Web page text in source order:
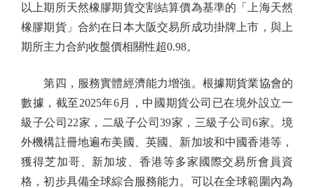
以上期所天然橡膠期貨交割結算價為基準的「上海天然
橡膠期貨」合約在日本大阪交易所成功掛牌上市，與上
期所主力合約收盤價相關性超0.98。
第四，服務實體經濟能力增強。根據期貨業協會的
數據，截至2025年6月，中國期貨公司已在境外設立一
級子公司22家，二級子公司39家，三級子公司6家。境
外機構註冊地遍布美國、英國、新加坡和中國香港等，
獲得芝加哥、新加坡、香港等多家國際交易所會員資
格，初步具備全球綜合服務能力。可以在全球範圍內為